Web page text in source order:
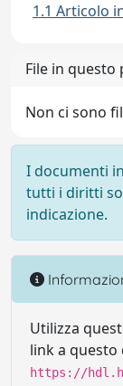
1.1 Articolo
File in
Non ci sono
I documenti
tutti i diritti
indicazione.
Utilizza
link a
https://